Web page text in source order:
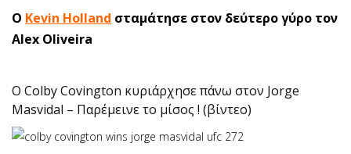
O Kevin Holland σταμάτησε στον δεύτερο γύρο τον
Alex Oliveira
O Colby Covington κυριάρχησε πάνω στον Jorge
Masvidal – Παρέμεινε το μίσος ! (βίντεο)